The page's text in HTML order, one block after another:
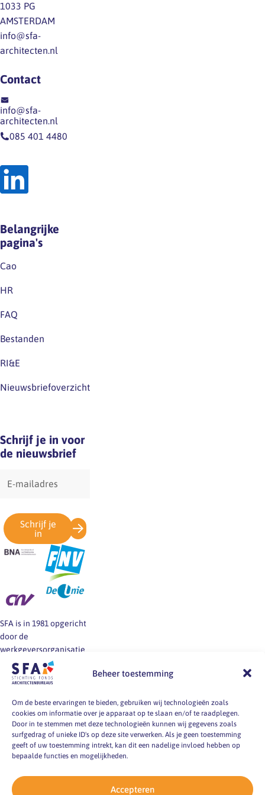
Beheer toestemming
Om de beste ervaringen te bieden, gebruiken wij technologieën zoals
cookies om informatie over je apparaat op te slaan en/of te raadplegen.
Door in te stemmen met deze technologieën kunnen wij gegevens zoals
surfgedrag of unieke ID's op deze site verwerken. Als je geen toestemming
geeft of uw toestemming intrekt, kan dit een nadelige invloed hebben op
bepaalde functies en mogelijkheden.
Accepteren
1033 PG
AMSTERDAM
info@sfa-
architecten.nl
Contact
info@sfa-
architecten.nl
085 401 4480
Belangrijke
pagina's
Cao
HR
FAQ
Bestanden
RI&E
Nieuwsbriefoverzicht
Schrijf je in voor
de nieuwsbrief
mailadres
Schrijf je
in
SFA is in 1981 opgericht
door de
werkgeversorganisatie
BNA en de vakbonden
FNV, CNV en De Unie.
werkgevers en
werknemers van
architectenbureaus bij
vragen over
arbeidsvoorwaarden, -
omstandigheden.